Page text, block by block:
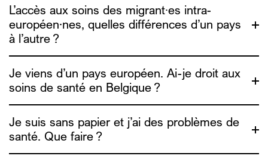
L’accès aux soins des migrant∙es intra-
européen·nes, quelles différences d’un pays
à l’autre ?
Medimmigrant
Je viens d’un pays européen. Ai-je droit aux
soins de santé en Belgique ?
Je suis sans papier et j’ai des problèmes de
santé. Que faire ?